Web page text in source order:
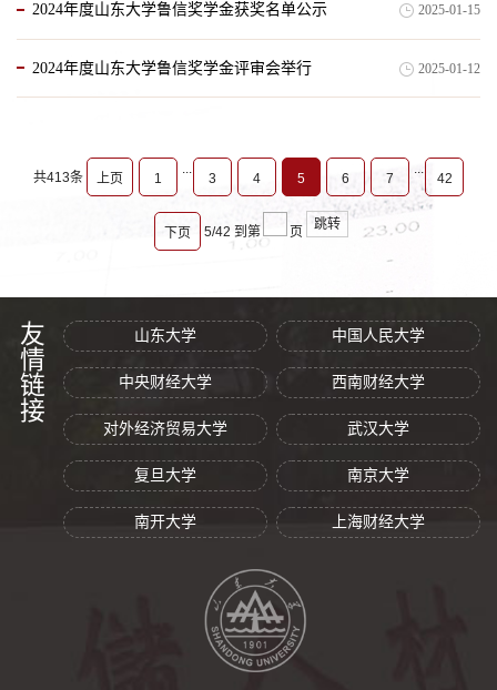
2024年度山东大学鲁信奖学金获奖名单公示 2025-01-15
2024年度山东大学鲁信奖学金评审会举行 2025-01-12
共413条 上页 1 3 4 5 6 7 42
下页 5/42 到第 页
跳转
友情链接 山东大学 中国人民大学
中央财经大学 西南财经大学
对外经济贸易大学 武汉大学
复旦大学 南京大学
南开大学 上海财经大学